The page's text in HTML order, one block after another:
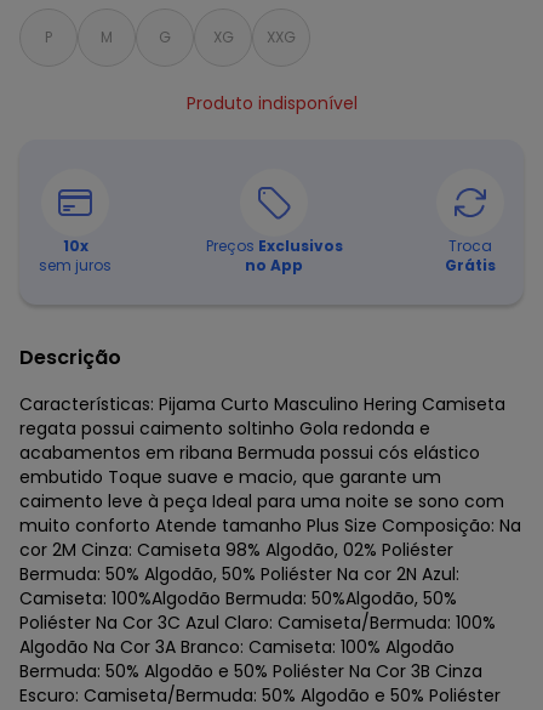
P M G XG XXG
Produto indisponível
10x
sem juros
Preços Exclusivos
no App
Troca
Grátis
Descrição
Características: Pijama Curto Masculino Hering Camiseta
regata possui caimento soltinho Gola redonda e
acabamentos em ribana Bermuda possui cós elástico
embutido Toque suave e macio, que garante um
caimento leve à peça Ideal para uma noite se sono com
muito conforto Atende tamanho Plus Size Composição: Na
cor 2M Cinza: Camiseta 98% Algodão, 02% Poliéster
Bermuda: 50% Algodão, 50% Poliéster Na cor 2N Azul:
Camiseta: 100%Algodão Bermuda: 50%Algodão, 50%
Poliéster Na Cor 3C Azul Claro: Camiseta/Bermuda: 100%
Algodão Na Cor 3A Branco: Camiseta: 100% Algodão
Bermuda: 50% Algodão e 50% Poliéster Na Cor 3B Cinza
Escuro: Camiseta/Bermuda: 50% Algodão e 50% Poliéster